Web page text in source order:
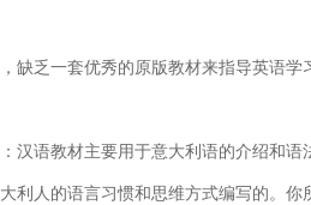
乏一套优秀的原版教材来指导英语学
语教材主要用于意大利语的介绍和语
人的语言习惯和思维方式编写的。你